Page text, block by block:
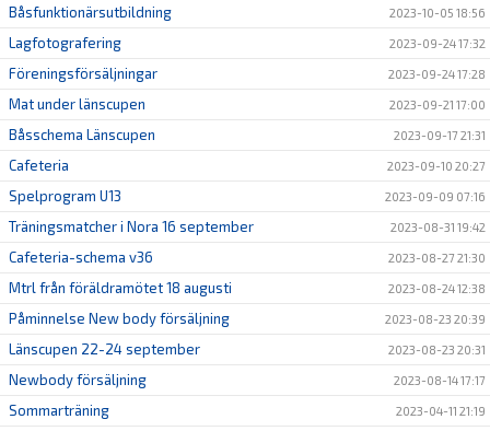
Båsfunktionärsutbildning 2023-10-05 18:56
Lagfotografering 2023-09-24 17:32
Föreningsförsäljningar 2023-09-24 17:28
Mat under länscupen 2023-09-21 17:00
Båsschema Länscupen 2023-09-17 21:31
Cafeteria 2023-09-10 20:27
Spelprogram U13 2023-09-09 07:16
Träningsmatcher i Nora 16 september 2023-08-31 19:42
Cafeteria-schema v36 2023-08-27 21:30
Mtrl från föräldramötet 18 augusti 2023-08-24 12:38
Påminnelse New body försäljning 2023-08-23 20:39
Länscupen 22-24 september 2023-08-23 20:31
Newbody försäljning 2023-08-14 17:17
Sommarträning 2023-04-11 21:19